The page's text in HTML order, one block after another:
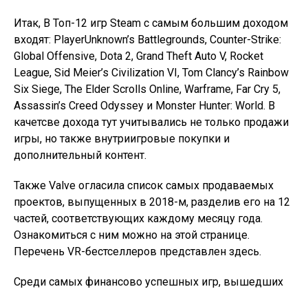
Итак, В Топ-12 игр Steam с самым большим доходом
входят: PlayerUnknown’s Battlegrounds, Counter-Strike:
Global Offensive, Dota 2, Grand Theft Auto V, Rocket
League, Sid Meier’s Civilization VI, Tom Clancy’s Rainbow
Six Siege, The Elder Scrolls Online, Warframe, Far Cry 5,
Assassin’s Creed Odyssey и Monster Hunter: World. В
качетсве дохода тут учитывались не только продажи
игры, но также внутриигровые покупки и
дополнительный контент.
Также Valve огласила список самых продаваемых
проектов, выпущенных в 2018-м, разделив его на 12
частей, соответствующих каждому месяцу года.
Ознакомиться с ним можно на этой странице.
Перечень VR-бестселлеров представлен здесь.
Среди самых финансово успешных игр, вышедших